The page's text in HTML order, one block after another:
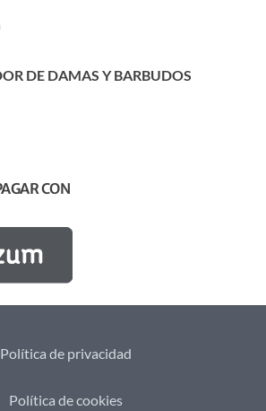
DE DAMAS Y BARBUDOS
CON
Política de privacidad
Política de cookies